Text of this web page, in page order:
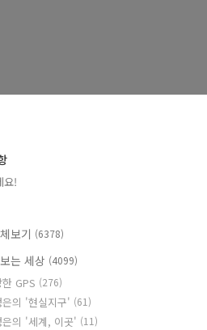
요!
보기 (6378)
는 세상 (4099)
GPS (276)
은의 '현실지구' (61)
은의 '세계, 이곳' (11)